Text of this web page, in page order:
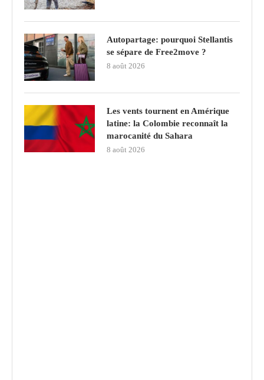
Autopartage: pourquoi Stellantis
se sépare de Free2move ?
8 août 2026
Les vents tournent en Amérique
latine: la Colombie reconnaît la
marocanité du Sahara
8 août 2026